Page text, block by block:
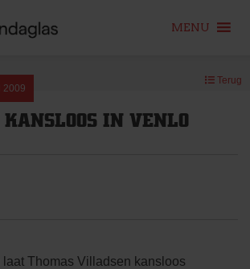
MENU
2009
Terug
IN VENLO
Thomas Villadsen kansloos